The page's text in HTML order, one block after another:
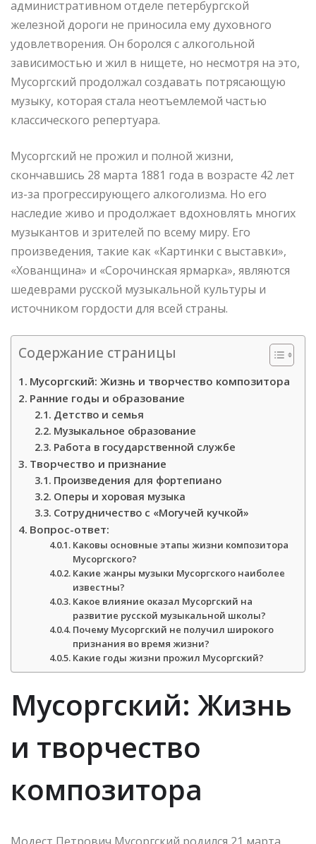
административном отделе петербургской
железной дороги не приносила ему духовного
удовлетворения. Он боролся с алкогольной
зависимостью и жил в нищете, но несмотря на это,
Мусоргский продолжал создавать потрясающую
музыку, которая стала неотъемлемой частью
классического репертуара.
Мусоргский не прожил и полной жизни,
скончавшись 28 марта 1881 года в возрасте 42 лет
из-за прогрессирующего алкоголизма. Но его
наследие живо и продолжает вдохновлять многих
музыкантов и зрителей по всему миру. Его
произведения, такие как «Картинки с выставки»,
«Хованщина» и «Сорочинская ярмарка», являются
шедеврами русской музыкальной культуры и
источником гордости для всей страны.
Содержание страницы
Мусоргский: Жизнь и творчество композитора
Ранние годы и образование
Детство и семья
Музыкальное образование
Работа в государственной службе
Творчество и признание
Произведения для фортепиано
Оперы и хоровая музыка
Сотрудничество с «Могучей кучкой»
Вопрос-ответ:
Каковы основные этапы жизни композитора
Мусоргского?
Какие жанры музыки Мусоргского наиболее
известны?
Какое влияние оказал Мусоргский на
развитие русской музыкальной школы?
Почему Мусоргский не получил широкого
признания во время жизни?
Какие годы жизни прожил Мусоргский?
Мусоргский: Жизнь
и творчество
композитора